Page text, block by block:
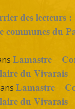
des lecteurs :
communes du
Lamastre –
du Vivarais
Lamastre –
du Vivarais